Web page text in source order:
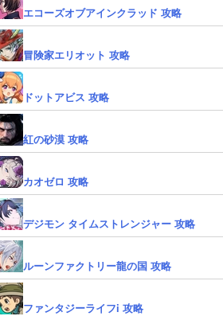
エコーズオブアインクラッド 攻略
冒険家エリオット 攻略
ドットアビス 攻略
紅の砂漠 攻略
カオゼロ 攻略
デジモン タイムストレンジャー 攻略
ルーンファクトリー龍の国 攻略
ファンタジーライフi 攻略